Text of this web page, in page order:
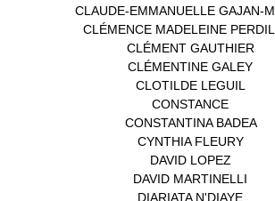
CLAUDE-EMMANUELLE GAJAN-
CLÉMENCE MADELEINE
CLÉMENT GAUTHIER
CLÉMENTINE GALEY
CLOTILDE LEGUIL
CONSTANCE
CONSTANTINA BADEA(1)
CYNTHIA FLEURY(2)
DAVID LOPEZ
DAVID MARTINELLI
DIARIATA N'DIAYE